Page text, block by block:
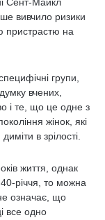
вивчило ризики
пристрастю на
групи,
вчених,
і те, що це одне з
жінок, які
в зрілості.
життя, однак
річчя, то можна
означає, що
все одно